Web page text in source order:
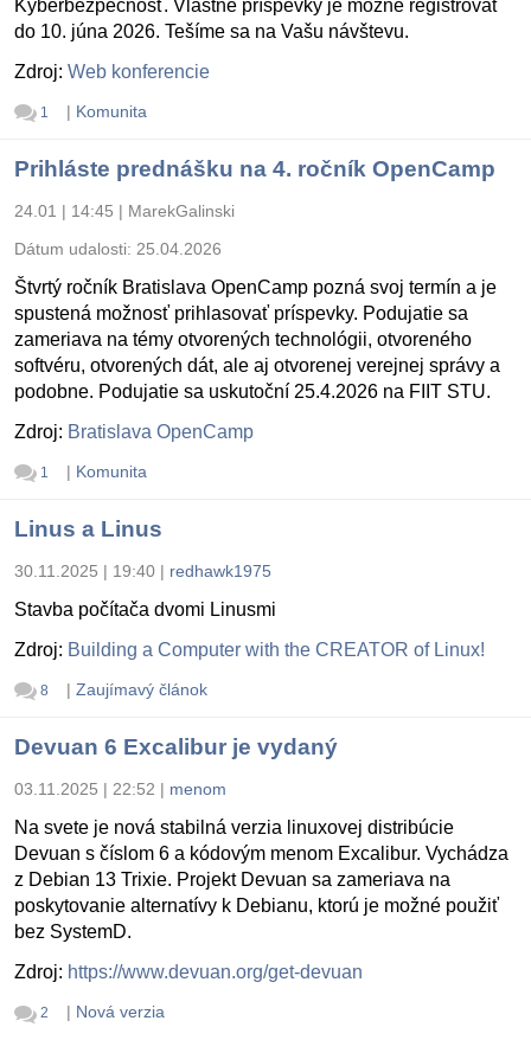
Kyberbezpečnosť. Vlastné príspevky je možné registrovať
do 10. júna 2026. Tešíme sa na Vašu návštevu.
Zdroj: Web konferencie
1 | Komunita
Prihláste prednášku na 4. ročník OpenCamp
24.01 | 14:45 | MarekGalinski
Dátum udalosti: 25.04.2026
Štvrtý ročník Bratislava OpenCamp pozná svoj termín a je
spustená možnosť prihlasovať príspevky. Podujatie sa
zameriava na témy otvorených technológii, otvoreného
softvéru, otvorených dát, ale aj otvorenej verejnej správy a
podobne. Podujatie sa uskutoční 25.4.2026 na FIIT STU.
Zdroj: Bratislava OpenCamp
1 | Komunita
Linus a Linus
30.11.2025 | 19:40 | redhawk1975
Stavba počítača dvomi Linusmi
Zdroj: Building a Computer with the CREATOR of Linux!
8 | Zaujímavý článok
Devuan 6 Excalibur je vydaný
03.11.2025 | 22:52 | menom
Na svete je nová stabilná verzia linuxovej distribúcie
Devuan s číslom 6 a kódovým menom Excalibur. Vychádza
z Debian 13 Trixie. Projekt Devuan sa zameriava na
poskytovanie alternatívy k Debianu, ktorú je možné použiť
bez SystemD.
Zdroj: https://www.devuan.org/get-devuan
2 | Nová verzia